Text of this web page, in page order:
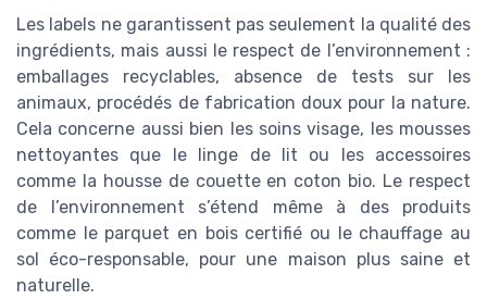
Les labels ne garantissent pas seulement la qualité des
ingrédients, mais aussi le respect de l’environnement :
emballages recyclables, absence de tests sur les
animaux, procédés de fabrication doux pour la nature.
Cela concerne aussi bien les soins visage, les mousses
nettoyantes que le linge de lit ou les accessoires
comme la housse de couette en coton bio. Le respect
de l’environnement s’étend même à des produits
comme le parquet en bois certifié ou le chauffage au
sol éco-responsable, pour une maison plus saine et
naturelle.